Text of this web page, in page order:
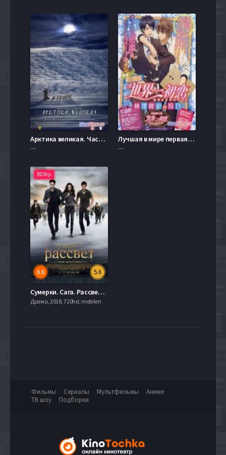
Арктика великая. Часть первая. Почитание духа огня (2014)
---
Лучшая в мире первая любовь: История Ёкодзавы Такафуми (2014)
---
BDRip
5.6
6.6
Сумерки. Сага. Рассвет: Часть 2 (2012)
Драма, 2018, 720hd, mobilen
Фильмы Сериалы Мультфильмы
Аниме
ТВ шоу
Подборки